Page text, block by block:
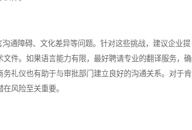
障碍、文化差异等问题。针对这些挑战，建议企业提
件。如果语言能力有限，最好聘请专业的翻译服务，确
礼仪也有助于与审批部门建立良好的沟通关系。对于肯
风险至关重要。